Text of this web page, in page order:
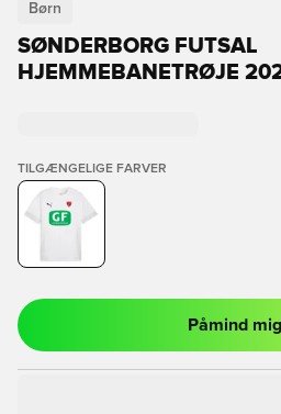
Børn
SØNDERBORG FUTSAL
HJEMMEBANETRØJE
TILGÆNGELIGE FARVER
Påmind mig